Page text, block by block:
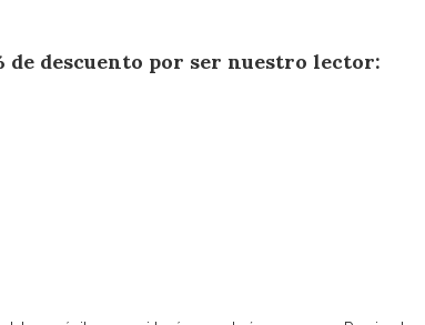
de descuento por ser nuestro lector: